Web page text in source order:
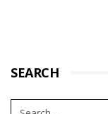
SEARCH